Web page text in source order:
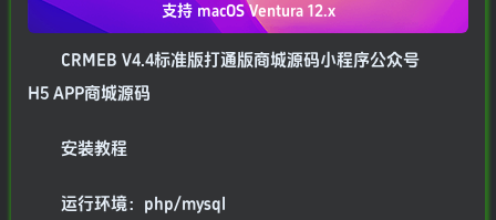
支持 macOSVentura 12.x
CRMEB V4.4标准版打通版商城源码小程序公众号
H5 APP商城源码
安装教程
运行环境：php/mysql